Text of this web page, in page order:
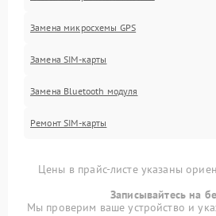
Замена микросхемы GPS
Замена SIM-карты
Замена Bluetooth модуля
Ремонт SIM-карты
Цены в прайс-листе указаны
Записывайтесь на
Мы проверим ваше устройство и